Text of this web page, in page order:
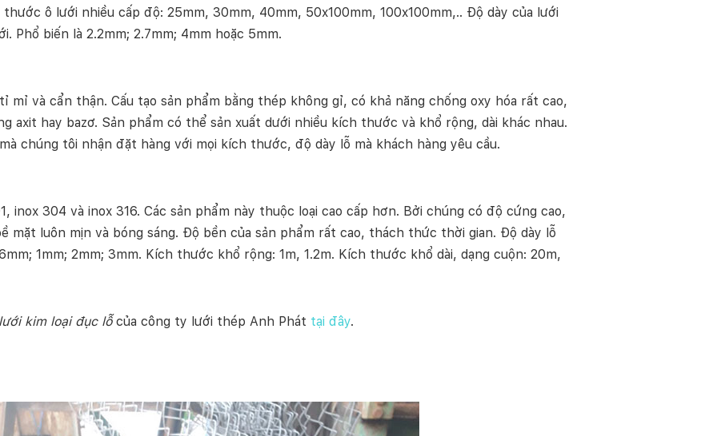
ô lưới nhiều cấp độ: 25mm, 30mm, 40mm, 50x100mm, 100x100mm,.. Độ dày của lưới
Phổ biến là 2.2mm; 2.7mm; 4mm hoặc 5mm.
mỉ và cẩn thận. Cấu tạo sản phẩm bằng thép không gỉ, có khả năng chống oxy hóa rất cao,
axit hay bazơ. Sản phẩm có thể sản xuất dưới nhiều kích thước và khổ rộng, dài khác nhau.
chúng tôi nhận đặt hàng với mọi kích thước, độ dày lỗ mà khách hàng yêu cầu.
inox 304 và inox 316. Các sản phẩm này thuộc loại cao cấp hơn. Bởi chúng có độ cứng cao,
luôn mịn và bóng sáng. Độ bền của sản phẩm rất cao, thách thức thời gian. Độ dày lỗ
1mm; 2mm; 3mm. Kích thước khổ rộng: 1m, 1.2m. Kích thước khổ dài, dạng cuộn: 20m,
kim loại đục lỗcủa công ty lưới thép Anh Phát tại đây.